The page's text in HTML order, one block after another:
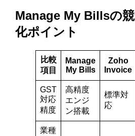
Manage My Billsの競
化ポイント
比較
項目
Manage
My Bills
Zoho
Invoice
GST
対応
精度
高精度
エンジ
ン搭載
標準対
応
業種